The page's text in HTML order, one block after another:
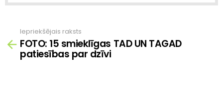
Skatīt
vairāk
Iepriekšējais raksts
FOTO: 15 smieklīgas TAD UN TAGAD
patiesības par dzīvi